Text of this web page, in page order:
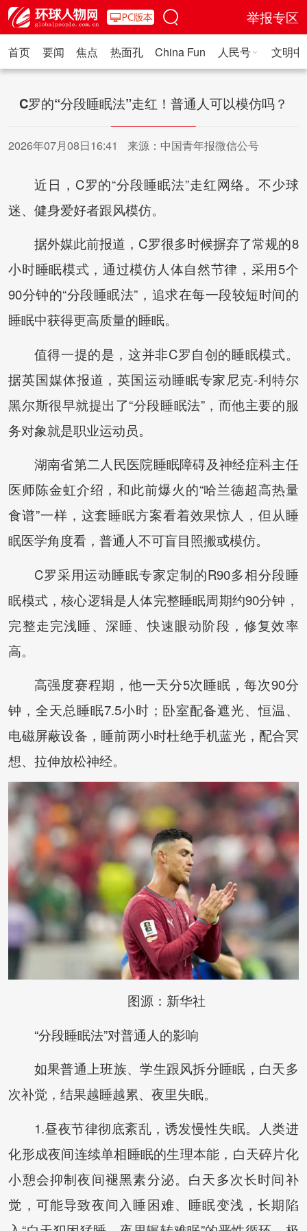
举报专区
首页 要闻 焦点 热面孔 China Fun 人民号 文明
C罗的“分段睡眠法”走红！普通人可以模仿吗？
2026年07月08日16:41 来源：中国青年报微信公号
近日，C罗的“分段睡眠法”走红网络。不少球
迷、健身爱好者跟风模仿。
据外媒此前报道，C罗很多时候摒弃了常规的8
小时睡眠模式，通过模仿人体自然节律，采用5个
90分钟的“分段睡眠法”，追求在每一段较短时间的
睡眠中获得更高质量的睡眠。
值得一提的是，这并非C罗自创的睡眠模式。
据英国媒体报道，英国运动睡眠专家尼克-利特尔
黑尔斯很早就提出了“分段睡眠法”，而他主要的服
务对象就是职业运动员。
湖南省第二人民医院睡眠障碍及神经症科主任
医师陈金虹介绍，和此前爆火的“哈兰德超高热量
食谱”一样，这套睡眠方案看着效果惊人，但从睡
眠医学角度看，普通人不可盲目照搬或模仿。
C罗采用运动睡眠专家定制的R90多相分段睡
眠模式，核心逻辑是人体完整睡眠周期约90分钟，
完整走完浅睡、深睡、快速眼动阶段，修复效率
高。
高强度赛程期，他一天分5次睡眠，每次90分
钟，全天总睡眠7.5小时；卧室配备遮光、恒温、
电磁屏蔽设备，睡前两小时杜绝手机蓝光，配合冥
想、拉伸放松神经。
图源：新华社
“分段睡眠法”对普通人的影响
如果普通上班族、学生跟风拆分睡眠，白天多
次补觉，结果越睡越累、夜里失眠。
1.昼夜节律彻底紊乱，诱发慢性失眠。人类进
化形成夜间连续单相睡眠的生理本能，白天碎片化
小憩会抑制夜间褪黑素分泌。白天多次长时间补
觉，可能导致夜间入睡困难、睡眠变浅，长期陷